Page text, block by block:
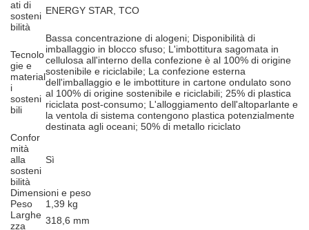
ati di
sosteni
bilità
ENERGY STAR, TCO
Tecnolo
gie e
material
i
sosteni
bili
Bassa concentrazione di alogeni; Disponibilità di
imballaggio in blocco sfuso; L'imbottitura sagomata in
cellulosa all'interno della confezione è al 100% di origine
sostenibile e riciclabile; La confezione esterna
dell'imballaggio e le imbottiture in cartone ondulato sono
al 100% di origine sostenibile e riciclabili; 25% di plastica
riciclata post-consumo; L'alloggiamento dell'altoparlante e
la ventola di sistema contengono plastica potenzialmente
destinata agli oceani; 50% di metallo riciclato
Confor
mità
alla
sosteni
bilità
Sì
Dimensioni e peso
Peso
1,39 kg
Larghe
zza
318,6 mm